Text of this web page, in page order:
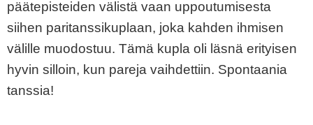
päätepisteiden välistä vaan uppoutumisesta
siihen paritanssikuplaan, joka kahden ihmisen
välille muodostuu. Tämä kupla oli läsnä erityisen
hyvin silloin, kun pareja vaihdettiin. Spontaania
tanssia!